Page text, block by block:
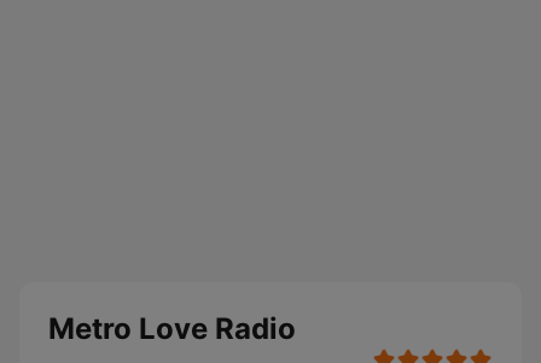
Metro Love Radio